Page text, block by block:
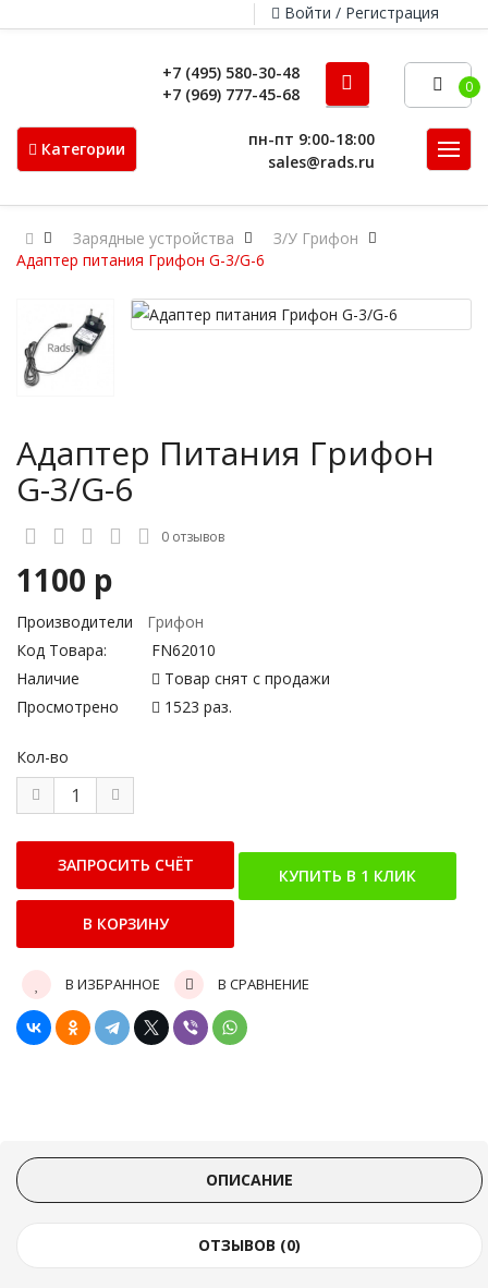
Войти / Регистрация
+7 (495) 580-30-48
+7 (969) 777-45-68
0
Категории
пн-пт 9:00-18:00
sales@rads.ru
Зарядные устройства
З/У Грифон
Адаптер питания Грифон G-3/G-6
Адаптер Питания Грифон
G-3/G-6
0 отзывов
1100 р
Производители
Грифон
Код Товара:
FN62010
Наличие
Товар снят с продажи
Просмотрено
1523 раз.
Кол-во
В ИЗБРАННОЕ В СРАВНЕНИЕ
ОПИСАНИЕ
ОТЗЫВОВ (0)